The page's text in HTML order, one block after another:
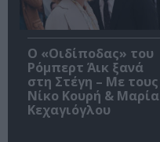
O «Οιδίποδας» του
Ρόμπερτ Άικ ξανά
στη Στέγη – Με τους
Νίκο Κουρή & Μαρία
Κεχαγιόγλου